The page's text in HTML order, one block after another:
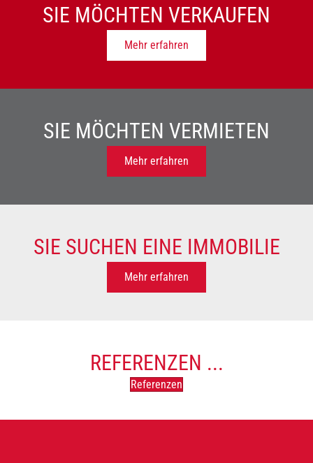
SIE MÖCHTEN VERKAUFEN
Mehr erfahren
SIE MÖCHTEN VERMIETEN
Mehr erfahren
SIE SUCHEN EINE IMMOBILIE
Mehr erfahren
REFERENZEN ...
Referenzen